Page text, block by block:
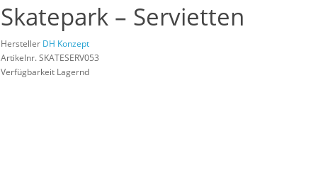
Skatepark – Servietten
Hersteller DH Konzept
Artikelnr. SKATESERV053
Verfügbarkeit Lagernd